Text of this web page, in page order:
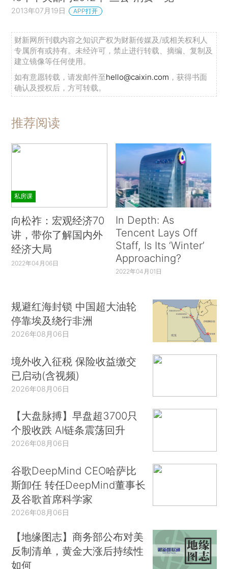
2013年07月19日 APP打开
财新网所刊载内容之知识产权为财新传媒及/或相关权利人
专属所有或持有。未经许可，禁止进行转载、摘编、复制及
建立镜像等任何使用。
如有意愿转载，请发邮件至hello@caixin.com ，获得书面
确认及授权后，方可转载。
推荐阅读
私房课
向松祚：宏观经济70
讲，带你了解国内外
经济大局
2022年04月06日
In Depth: As
Tencent Lays Off
Staff, Is Its ‘Winter’
Approaching?
2022年04月01日
规避红海封锁 中国超大油轮
停靠埃及绕行非洲
2026年08月06日
境外收入征税 保险收益缴交
已启动(含视频)
2026年08月06日
【大盘脉搏】早盘超3700只
个股收跌 AI链条震荡回升
2026年08月06日
谷歌DeepMind CEO哈萨比
斯卸任 转任DeepMind董事长
及谷歌首席科学家
2026年08月06日
【地缘图志】商务部公布对美
反制清单，黄金大涨后持续性
如何